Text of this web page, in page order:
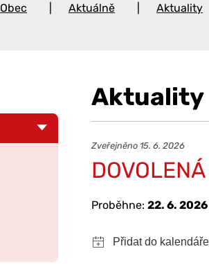
Obec Aktuálně Aktuality
Aktuality
Zveřejněno 15. 6. 2026
Proběhne: 22. 6. 2026